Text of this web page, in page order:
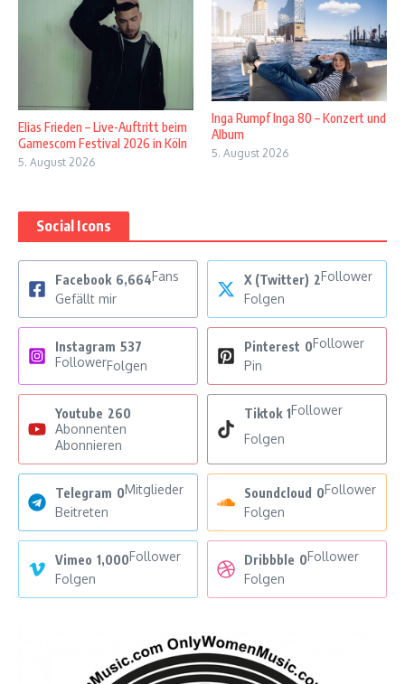
Elias Frieden – Live-Auftritt beim
Gamescom Festival 2026 in Köln
5. August 2026
Inga Rumpf Inga 80 – Konzert und
Album
5. August 2026
Social Icons
Facebook 6,664Fans
Gefällt mir
X (Twitter) 2Follower
Folgen
Instagram 537
FollowerFolgen
Pinterest 0Follower
Pin
Youtube 260
Abonnenten
Abonnieren
Tiktok 1Follower
Folgen
Telegram 0Mitglieder
Beitreten
Soundcloud 0Follower
Folgen
Vimeo 1,000Follower
Folgen
Dribbble 0Follower
Folgen